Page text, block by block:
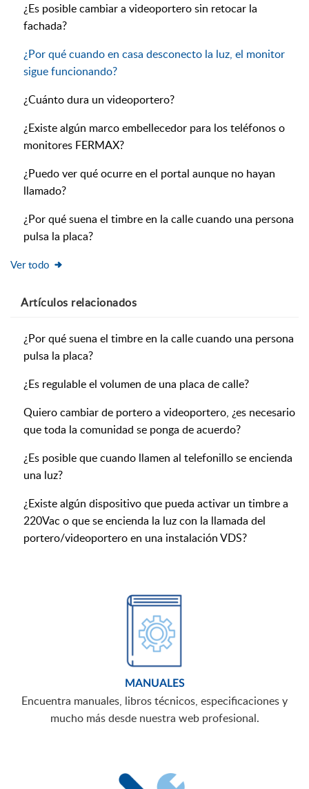
¿Es posible cambiar a videoportero sin retocar la
fachada?
¿Por qué cuando en casa desconecto la luz, el monitor
sigue funcionando?
¿Cuánto dura un videoportero?
¿Existe algún marco embellecedor para los teléfonos o
monitores FERMAX?
¿Puedo ver qué ocurre en el portal aunque no hayan
llamado?
¿Por qué suena el timbre en la calle cuando una persona
pulsa la placa?
Ver todo
Artículos relacionados
¿Por qué suena el timbre en la calle cuando una persona
pulsa la placa?
¿Es regulable el volumen de una placa de calle?
Quiero cambiar de portero a videoportero, ¿es necesario
que toda la comunidad se ponga de acuerdo?
¿Es posible que cuando llamen al telefonillo se encienda
una luz?
¿Existe algún dispositivo que pueda activar un timbre a
220Vac o que se encienda la luz con la llamada del
portero/videoportero en una instalación VDS?
MANUALES
Encuentra manuales, libros técnicos, especificaciones y
mucho más desde nuestra web profesional.